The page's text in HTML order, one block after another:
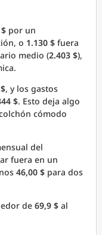
por un
o 1.130 $ fuera
medio (2.403 $),
, y los gastos
$. Esto deja algo
cómodo
del
fuera en un
46,00 $ para dos
de 69,9 $ al